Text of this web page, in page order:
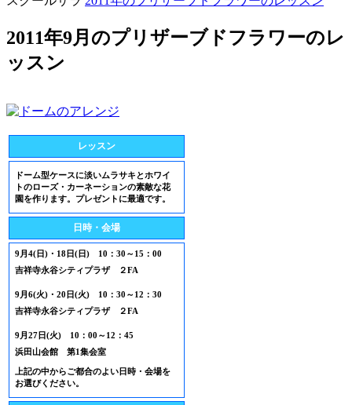
2011年9月のプリザーブドフラワーのレ
ッスン
レッスン
ドーム型ケースに淡いムラサキとホワイ
トのローズ・カーネーションの素敵な花
園を作ります。プレゼントに最適です。
日時・会場
9月4(日)・18日(日) 10：30～15：00
吉祥寺永谷シティプラザ ２FA
9月6(火)・20日(火) 10：30～12：30
吉祥寺永谷シティプラザ ２FA
9月27日(火) 10：00～12：45
浜田山会館 第1集会室
上記の中からご都合のよい日時・会場を
お選びください。